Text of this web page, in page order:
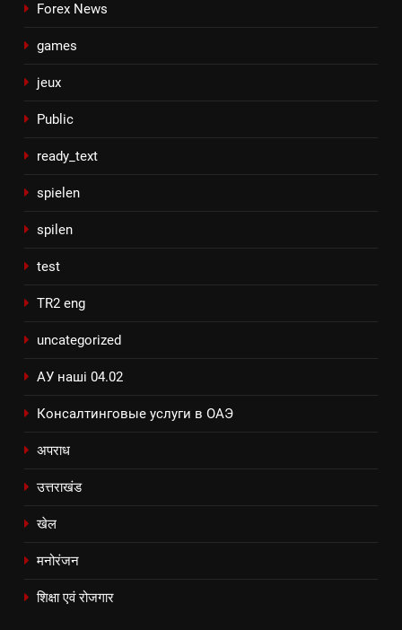
Forex News
games
jeux
Public
ready_text
spielen
spilen
test
TR2 eng
uncategorized
АУ наші 04.02
Консалтинговые услуги в ОАЭ
अपराध
उत्तराखंड
खेल
मनोरंजन
शिक्षा एवं रोजगार